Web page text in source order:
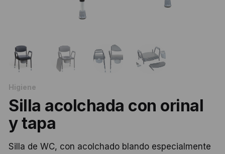
Higiene
Silla acolchada con orinal
y tapa
Silla de WC, con acolchado blando especialmente